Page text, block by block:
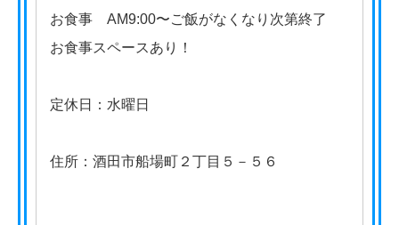
お食事 AM9:00〜ご飯がなくなり次第終了
お食事スペースあり！
定休日：水曜日
住所：酒田市船場町２丁目５－５６